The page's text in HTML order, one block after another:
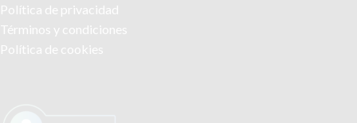
Política de privacidad
Términos y condiciones
Política de cookies